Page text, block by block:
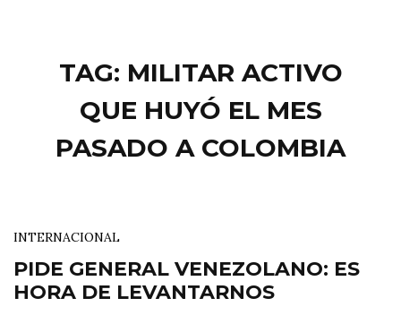
TAG: MILITAR ACTIVO
QUE HUYÓ EL MES
PASADO A COLOMBIA
INTERNACIONAL
PIDE GENERAL VENEZOLANO: ES
HORA DE LEVANTARNOS